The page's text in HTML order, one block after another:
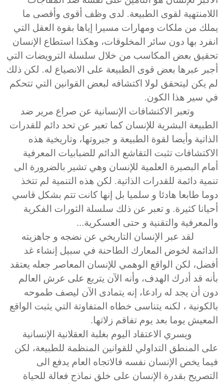
اللامنتهية لقوى الطبيعة. لدى وظف أقوى وأقصى ما
يملك من ملكات ومهارات مسيرا إياها بقوة العقل التي
انفرد بها دون سائر المخلوقات، وهكذا استطاع الإنسان
تحقيق بعض المكاسب من خلال سلسلة الترويضات التي
أجبر عبرها بعض قوى الطبيعة على الانصياع له. لكن ذلك
لم يكن ليتحقق لولا اكتشافه لبعض القوانين التي تتحكم
في سير هذا الكون.
وتعبر الاكتشافات الإنسانية عن صراع مرير ضد
الطبيعة البشرية للإنسان كما تعبر عن تحد دائم للقدرات
الذاتية وأيضا لقوة الطبيعة و جبروتها، وتاريخية هذه
الاكتشافات تثبت التقاشع الدائم للضبابيات المعرفية
أمام البصيرة العلمية للإنسان وهي تشير بالضرورة الى
تنمية دائمة للقدرات الذاتية. لكن هذه التنمية لم تتخذ
دوما طابعا هادئا و سلميا بل إنها كانت تتم بشكل قاسي
أحيانا كثيرة. و تعبر عن ذلك سلسلة الثورات الفكرية
والمعرفية والتقنية و حتى العسكرية...
لقد عبر الإنسان التاريخي عن نضجه و جاهزيته
الدائمة لخوض المعارك الطاحنة في سبيل إنشاء غد
أفضل، لكن الواقع الوهمي للإنسان المعاصر جعله يعتقد
بأنه قد أدرك الهدف، وأنه الآن يتربع على عرش العالم
دون أن يجد له رادعا، إنه يتمادى الآن ليصف طموحه
بالكونية ، لكنه يتناسى خطاه المتفاوتة التي يثبت الواقع
المعيش يوما بعد يوم تفاقم زلاتها.
ويسري الاعتقاد اليوم بغلبة العقلانية الإنسانية
على المنطق التداولي للقوانين المنظمة للطبيعة، لكن
فيما يخص الإنسان نفسه فالاتجاه العام يدفع الى
التصريح بقدرة الإنسان على خلق نماذج فعالة للحياة